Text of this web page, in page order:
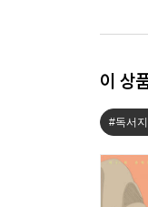
이 상
#독서